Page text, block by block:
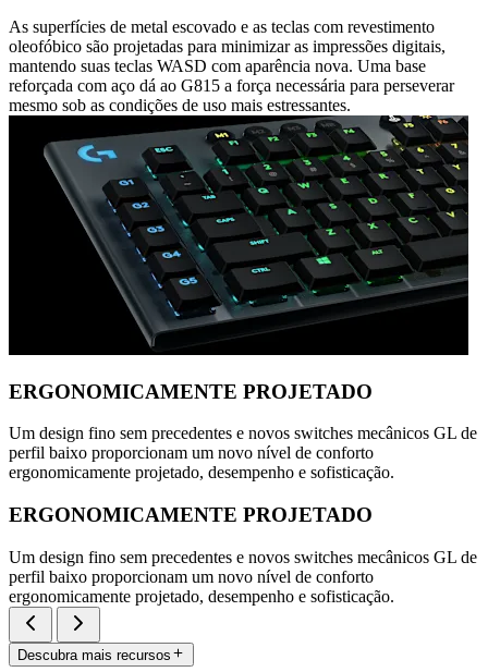
As superfícies de metal escovado e as teclas com revestimento
oleofóbico são projetadas para minimizar as impressões digitais,
mantendo suas teclas WASD com aparência nova. Uma base
reforçada com aço dá ao G815 a força necessária para perseverar
mesmo sob as condições de uso mais estressantes.
ERGONOMICAMENTE PROJETADO
Um design fino sem precedentes e novos switches mecânicos GL de
perfil baixo proporcionam um novo nível de conforto
ergonomicamente projetado, desempenho e sofisticação.
ERGONOMICAMENTE PROJETADO
Um design fino sem precedentes e novos switches mecânicos GL de
perfil baixo proporcionam um novo nível de conforto
ergonomicamente projetado, desempenho e sofisticação.
Descubra mais recursos